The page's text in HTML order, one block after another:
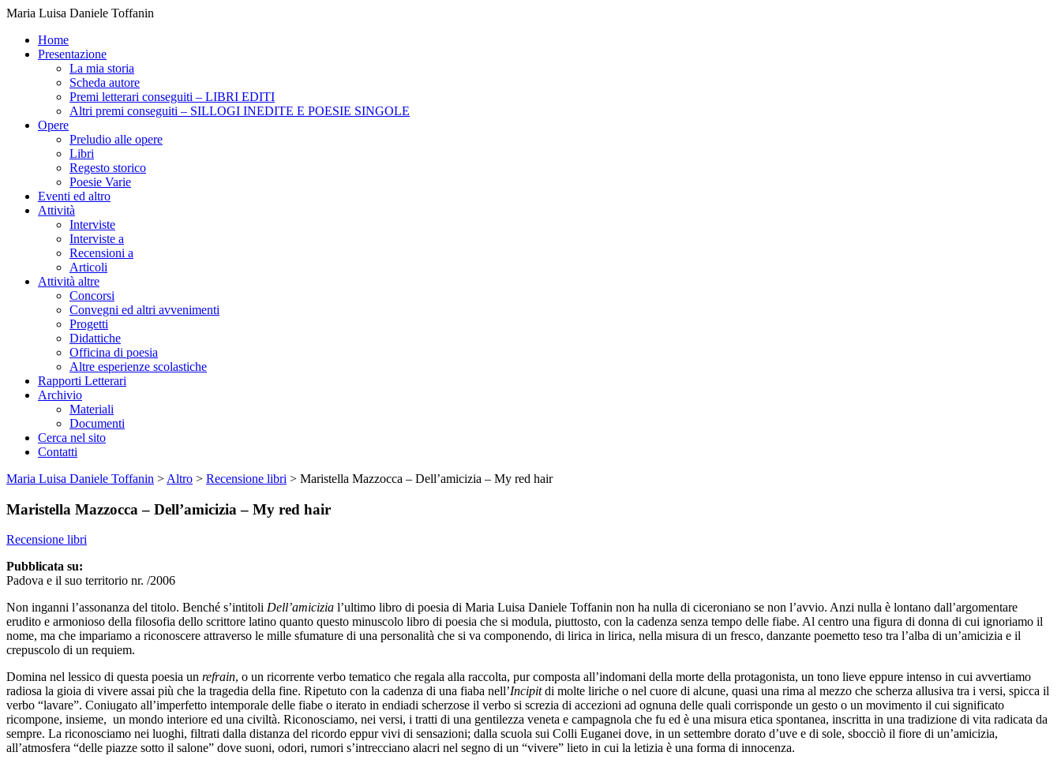
Maria Luisa Daniele Toffanin
Home
Presentazione
La mia storia
Scheda autore
Premi letterari conseguiti – LIBRI EDITI
Altri premi conseguiti – SILLOGI INEDITE E POESIE SINGOLE
Opere
Preludio alle opere
Libri
Regesto storico
Poesie Varie
Eventi ed altro
Attività
Interviste
Interviste a
Recensioni a
Articoli
Attività altre
Concorsi
Convegni ed altri avvenimenti
Progetti
Didattiche
Officina di poesia
Altre esperienze scolastiche
Rapporti Letterari
Archivio
Materiali
Documenti
Cerca nel sito
Contatti
Maria Luisa Daniele Toffanin > Altro > Recensione libri > Maristella Mazzocca – Dell’amicizia – My red hair
Maristella Mazzocca – Dell’amicizia – My red hair
Recensione libri
Pubblicata su:
Padova e il suo territorio nr. /2006
Non inganni l’assonanza del titolo. Benché s’intitoli Dell’amicizia l’ultimo libro di poesia di Maria Luisa Daniele Toffanin non ha nulla di ciceroniano se non l’avvio. Anzi nulla è lontano dall’argomentare
erudito e armonioso della filosofia dello scrittore latino quanto questo minuscolo libro di poesia che si modula, piuttosto, con la cadenza senza tempo delle fiabe. Al centro una figura di donna di cui ignoriamo il
nome, ma che impariamo a riconoscere attraverso le mille sfumature di una personalità che si va componendo, di lirica in lirica, nella misura di un fresco, danzante poemetto teso tra l’alba di un’amicizia e il
crepuscolo di un requiem.
Domina nel lessico di questa poesia un refrain, o un ricorrente verbo tematico che regala alla raccolta, pur composta all’indomani della morte della protagonista, un tono lieve eppure intenso in cui avvertiamo
radiosa la gioia di vivere assai più che la tragedia della fine. Ripetuto con la cadenza di una fiaba nell’Incipitdi molte liriche o nel cuore di alcune, quasi una rima al mezzo che scherza allusiva tra i versi, spicca il
verbo “lavare”. Coniugato all’imperfetto intemporale delle fiabe o iterato in endiadi scherzose il verbo si screzia di accezioni ad ognuna delle quali corrisponde un gesto o un movimento il cui significato
ricompone, insieme, un mondo interiore ed una civiltà. Riconosciamo, nei versi, i tratti di una gentilezza veneta e campagnola che fu ed è una misura etica spontanea, inscritta in una tradizione di vita radicata da
sempre. La riconosciamo nei luoghi, filtrati dalla distanza del ricordo eppur vivi di sensazioni; dalla scuola sui Colli Euganei dove, in un settembre dorato d’uve e di sole, sbocciò il fiore di un’amicizia,
all’atmosfera “delle piazze sotto il salone” dove suoni, odori, rumori s’intrecciano alacri nel segno di un “vivere” lieto in cui la letizia è una forma di innocenza.